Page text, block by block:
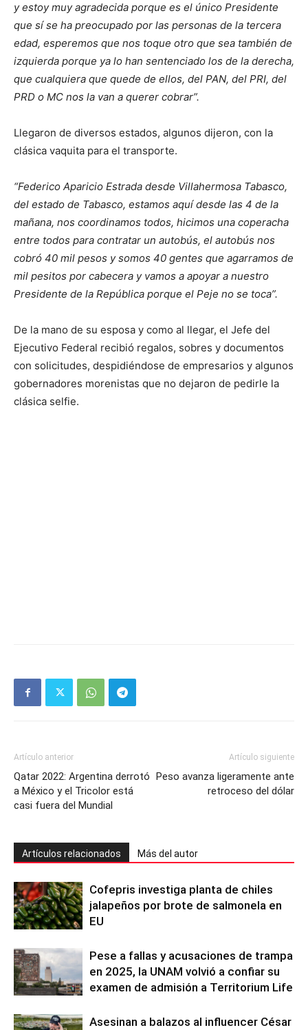
y estoy muy agradecida porque es el único Presidente
que sí se ha preocupado por las personas de la tercera
edad, esperemos que nos toque otro que sea también de
izquierda porque ya lo han sentenciado los de la derecha,
que cualquiera que quede de ellos, del PAN, del PRI, del
PRD o MC nos la van a querer cobrar”.
Llegaron de diversos estados, algunos dijeron, con la
clásica vaquita para el transporte.
“Federico Aparicio Estrada desde Villahermosa Tabasco,
del estado de Tabasco, estamos aquí desde las 4 de la
mañana, nos coordinamos todos, hicimos una coperacha
entre todos para contratar un autobús, el autobús nos
cobró 40 mil pesos y somos 40 gentes que agarramos de
mil pesitos por cabecera y vamos a apoyar a nuestro
Presidente de la República porque el Peje no se toca”.
De la mano de su esposa y como al llegar, el Jefe del
Ejecutivo Federal recibió regalos, sobres y documentos
con solicitudes, despidiéndose de empresarios y algunos
gobernadores morenistas que no dejaron de pedirle la
clásica selfie.
Artículo anterior
Qatar 2022: Argentina derrotó
a México y el Tricolor está
casi fuera del Mundial
Artículo siguiente
Peso avanza ligeramente ante
retroceso del dólar
Artículos relacionados Más del autor
Cofepris investiga planta de chiles
jalapeños por brote de salmonela en
EU
Pese a fallas y acusaciones de trampa
en 2025, la UNAM volvió a confiar su
examen de admisión a Territorium Life
Asesinan a balazos al influencer César